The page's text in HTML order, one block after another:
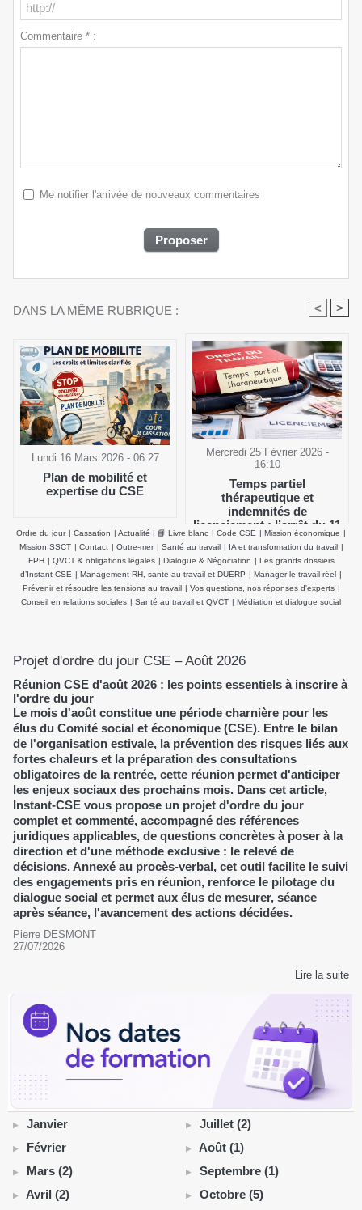
Commentaire * :
Me notifier l'arrivée de nouveaux commentaires
DANS LA MÊME RUBRIQUE : < >
Lundi 16 Mars 2026 - 06:27
Plan de mobilité et
expertise du CSE
Mercredi 25 Février 2026 -
16:10
Temps partiel
thérapeutique et
indemnités de
licenciement : l’arrêt du 11
février 2026 de la Cour de
cassation clarifie le salaire
de référence
Ordre du jour | Cassation | Actualité | 📘 Livre blanc | Code CSE | Mission économique |
Mission SSCT | Contact | Outre-mer | Santé au travail | IA et transformation du travail |
FPH | QVCT & obligations légales | Dialogue & Négociation | Les grands dossiers
d’Instant-CSE | Management RH, santé au travail et DUERP | Manager le travail réel |
Prévenir et résoudre les tensions au travail | Vos questions, nos réponses d'experts |
Conseil en relations sociales | Santé au travail et QVCT | Médiation et dialogue social
Projet d'ordre du jour CSE – Août 2026
Réunion CSE d'août 2026 : les points essentiels à inscrire à
l'ordre du jour
Le mois d'août constitue une période charnière pour les
élus du Comité social et économique (CSE). Entre le bilan
de l'organisation estivale, la prévention des risques liés aux
fortes chaleurs et la préparation des consultations
obligatoires de la rentrée, cette réunion permet d'anticiper
les enjeux sociaux des prochains mois. Dans cet article,
Instant-CSE vous propose un projet d'ordre du jour
complet et commenté, accompagné des références
juridiques applicables, de questions concrètes à poser à la
direction et d'une méthode exclusive : le relevé de
décisions. Annexé au procès-verbal, cet outil facilite le suivi
des engagements pris en réunion, renforce le pilotage du
dialogue social et permet aux élus de mesurer, séance
après séance, l'avancement des actions décidées.
Pierre DESMONT
27/07/2026
Lire la suite
Janvier
Février
Mars (2)
Avril (2)
Juillet (2)
Août (1)
Septembre (1)
Octobre (5)